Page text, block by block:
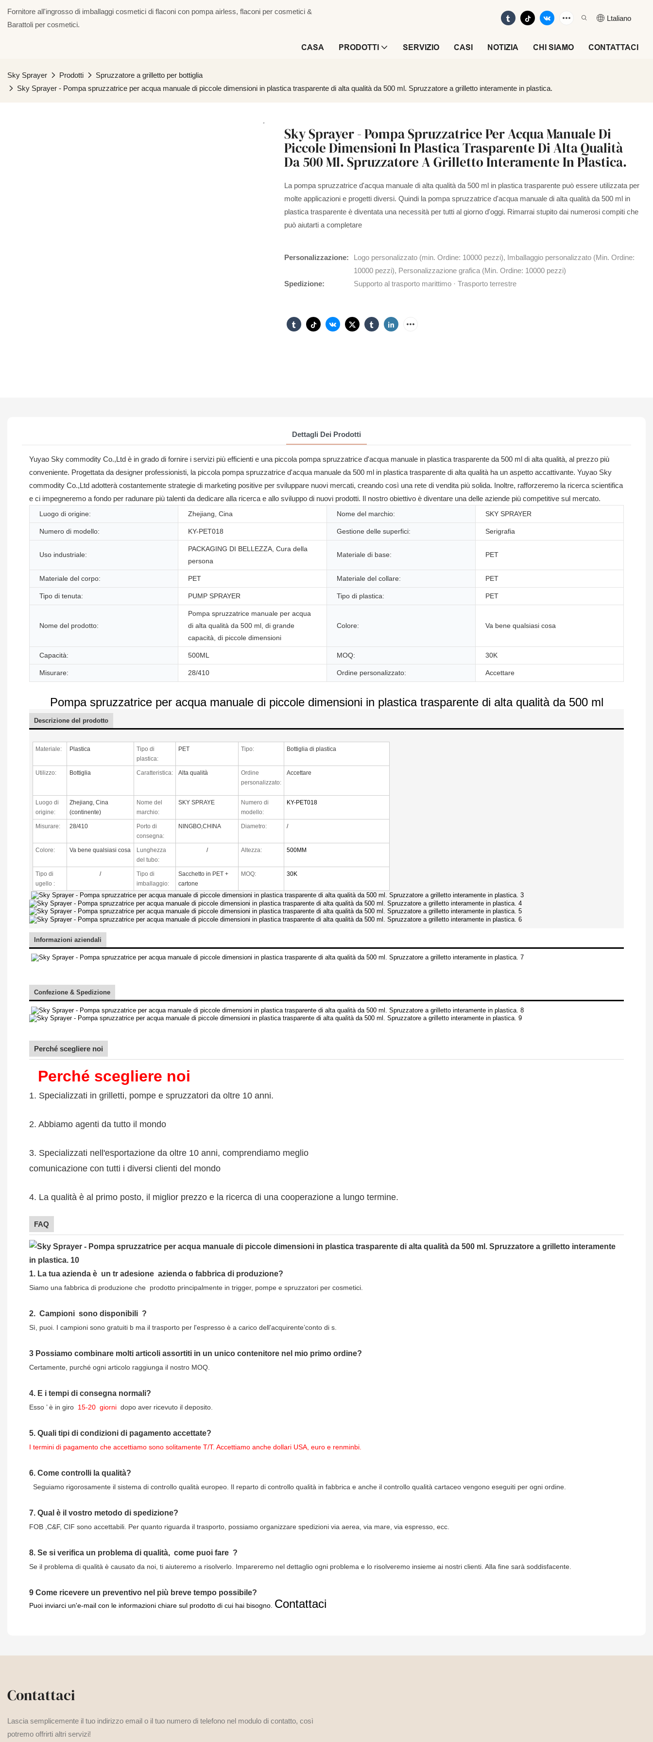
Fornitore all'ingrosso di imballaggi cosmetici di flaconi con pompa airless, flaconi per cosmetici &
Barattoli per cosmetici.
Ltaliano
CASA PRODOTTI SERVIZIO CASI NOTIZIA CHI SIAMO CONTATTACI
Sky Sprayer Prodotti
Spruzzatore a grilletto per bottiglia
Sky Sprayer - Pompa spruzzatrice per acqua manuale di piccole dimensioni in plastica trasparente di alta qualità da 500 ml. Spruzzatore a grilletto interamente in plastica.
Sky Sprayer - Pompa Spruzzatrice Per Acqua Manuale Di
Piccole Dimensioni In Plastica Trasparente Di Alta Qualità
Da 500 Ml. Spruzzatore A Grilletto Interamente In Plastica.
La pompa spruzzatrice d'acqua manuale di alta qualità da 500 ml in plastica trasparente può essere utilizzata per
molte applicazioni e progetti diversi. Quindi la pompa spruzzatrice d'acqua manuale di alta qualità da 500 ml in
plastica trasparente è diventata una necessità per tutti al giorno d'oggi. Rimarrai stupito dai numerosi compiti che
può aiutarti a completare
Personalizzazione:
Logo personalizzato (min. Ordine: 10000 pezzi), Imballaggio personalizzato (Min. Ordine:
10000 pezzi), Personalizzazione grafica (Min. Ordine: 10000 pezzi)
Spedizione:
Supporto al trasporto marittimo · Trasporto terrestre
Dettagli Dei Prodotti
Yuyao Sky commodity Co.,Ltd è in grado di fornire i servizi più efficienti e una piccola pompa spruzzatrice d'acqua manuale in plastica trasparente da 500 ml di alta qualità, al prezzo più
conveniente. Progettata da designer professionisti, la piccola pompa spruzzatrice d'acqua manuale da 500 ml in plastica trasparente di alta qualità ha un aspetto accattivante. Yuyao Sky
commodity Co.,Ltd adotterà costantemente strategie di marketing positive per sviluppare nuovi mercati, creando così una rete di vendita più solida. Inoltre, rafforzeremo la ricerca scientifica
e ci impegneremo a fondo per radunare più talenti da dedicare alla ricerca e allo sviluppo di nuovi prodotti. Il nostro obiettivo è diventare una delle aziende più competitive sul mercato.
Luogo di origine: Zhejiang, Cina Nome del marchio: SKY SPRAYER
Numero di modello: KY-PET018 Gestione delle superfici: Serigrafia
Uso industriale:
PACKAGING DI BELLEZZA, Cura della
persona
Materiale di base: PET
Materiale del corpo: PET Materiale del collare: PET
Tipo di tenuta: PUMP SPRAYER Tipo di plastica: PET
Nome del prodotto:
Pompa spruzzatrice manuale per acqua
di alta qualità da 500 ml, di grande
capacità, di piccole dimensioni
Colore: Va bene qualsiasi cosa
Capacità: 500ML MOQ: 30K
Misurare: 28/410 Ordine personalizzato: Accettare
Pompa spruzzatrice per acqua manuale di piccole dimensioni in plastica trasparente di alta qualità da 500 ml
Descrizione del prodotto
Materiale: Plastica
Tipo di
plastica:
PET Tipo: Bottiglia di plastica
Utilizzo: Bottiglia Caratteristica: Alta qualità
Ordine
personalizzato:
Accettare
Luogo di
origine:
Zhejiang, Cina
(continente)
Nome del
marchio:
SKY SPRAYE
Numero di
modello:
KY-PET018
Misurare: 28/410
Porto di
consegna:
NINGBO,CHINA Diametro: /
Colore: Va bene qualsiasi cosa
Lunghezza
del tubo:
/ Altezza: 500MM
Tipo di
ugello :
/
Tipo di
imballaggio:
Sacchetto in PET +
cartone
MOQ: 30K
Informazioni aziendali
Confezione & Spedizione
Perché scegliere noi
Perché scegliere noi
1. Specializzati in grilletti, pompe e spruzzatori da oltre 10 anni.
2. Abbiamo agenti da tutto il mondo
3. Specializzati nell'esportazione da oltre 10 anni, comprendiamo meglio
comunicazione con tutti i diversi clienti del mondo
4. La qualità è al primo posto, il miglior prezzo e la ricerca di una cooperazione a lungo termine.
FAQ
1. La tua azienda è un tr adesione azienda o fabbrica di produzione?
Siamo una fabbrica di produzione che prodotto principalmente in trigger, pompe e spruzzatori per cosmetici.
2. Campioni sono disponibili ?
Sì, puoi. I campioni sono gratuiti b ma il trasporto per l'espresso è a carico dell'acquirente’conto di s.
3 Possiamo combinare molti articoli assortiti in un unico contenitore nel mio primo ordine?
Certamente, purché ogni articolo raggiunga il nostro MOQ.
4. E i tempi di consegna normali?
Esso ’è in giro 15-20 giorni dopo aver ricevuto il deposito.
5. Quali tipi di condizioni di pagamento accettate?
I termini di pagamento che accettiamo sono solitamente T/T. Accettiamo anche dollari USA, euro e renminbi.
6. Come controlli la qualità?
Seguiamo rigorosamente il sistema di controllo qualità europeo. Il reparto di controllo qualità in fabbrica e anche il controllo qualità cartaceo vengono eseguiti per ogni ordine.
7. Qual è il vostro metodo di spedizione?
FOB ,C&F, CIF sono accettabili. Per quanto riguarda il trasporto, possiamo organizzare spedizioni via aerea, via mare, via espresso, ecc.
8. Se si verifica un problema di qualità, come puoi fare ?
Se il problema di qualità è causato da noi, ti aiuteremo a risolverlo. Impareremo nel dettaglio ogni problema e lo risolveremo insieme ai nostri clienti. Alla fine sarà soddisfacente.
9 Come ricevere un preventivo nel più breve tempo possibile?
Puoi inviarci un'e-mail con le informazioni chiare sul prodotto di cui hai bisogno. Contattaci
Contattaci
Lascia semplicemente il tuo indirizzo email o il tuo numero di telefono nel modulo di contatto, così
potremo offrirti altri servizi!